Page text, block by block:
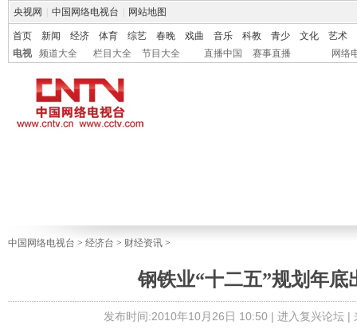
央视网 中国网络电视台 网站地图
首页 新闻 经济 体育 综艺 春晚 戏曲 音乐 科教 青少 文化
艺术
电视
频道大全 栏目大全 节目大全 直播中国 赛事直播 网络
中国网络电视台 > 经济台 > 财经资讯 >
钢铁业“十二五”规划年底
发布时间:2010年10月26日 10:50 | 进入复兴论坛|